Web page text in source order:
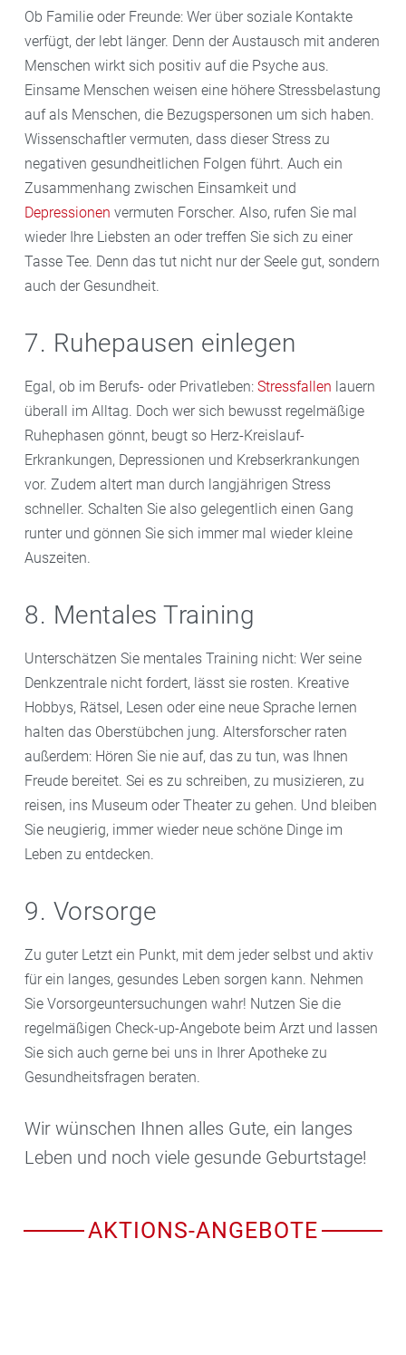
Ob Familie oder Freunde: Wer über soziale Kontakte
verfügt, der lebt länger. Denn der Austausch mit anderen
Menschen wirkt sich positiv auf die Psyche aus.
Einsame Menschen weisen eine höhere Stressbelastung
auf als Menschen, die Bezugspersonen um sich haben.
Wissenschaftler vermuten, dass dieser Stress zu
negativen gesundheitlichen Folgen führt. Auch ein
Zusammenhang zwischen Einsamkeit und
Depressionen vermuten Forscher. Also, rufen Sie mal
wieder Ihre Liebsten an oder treffen Sie sich zu einer
Tasse Tee. Denn das tut nicht nur der Seele gut, sondern
auch der Gesundheit.
7. Ruhepausen einlegen
Egal, ob im Berufs- oder Privatleben: Stressfallen lauern
überall im Alltag. Doch wer sich bewusst regelmäßige
Ruhephasen gönnt, beugt so Herz-Kreislauf-
Erkrankungen, Depressionen und Krebserkrankungen
vor. Zudem altert man durch langjährigen Stress
schneller. Schalten Sie also gelegentlich einen Gang
runter und gönnen Sie sich immer mal wieder kleine
Auszeiten.
8. Mentales Training
Unterschätzen Sie mentales Training nicht: Wer seine
Denkzentrale nicht fordert, lässt sie rosten. Kreative
Hobbys, Rätsel, Lesen oder eine neue Sprache lernen
halten das Oberstübchen jung. Altersforscher raten
außerdem: Hören Sie nie auf, das zu tun, was Ihnen
Freude bereitet. Sei es zu schreiben, zu musizieren, zu
reisen, ins Museum oder Theater zu gehen. Und bleiben
Sie neugierig, immer wieder neue schöne Dinge im
Leben zu entdecken.
9. Vorsorge
Zu guter Letzt ein Punkt, mit dem jeder selbst und aktiv
für ein langes, gesundes Leben sorgen kann. Nehmen
Sie Vorsorgeuntersuchungen wahr! Nutzen Sie die
regelmäßigen Check-up-Angebote beim Arzt und lassen
Sie sich auch gerne bei uns in Ihrer Apotheke zu
Gesundheitsfragen beraten.
Wir wünschen Ihnen alles Gute, ein langes
Leben und noch viele gesunde Geburtstage!
AKTIONS-ANGEBOTE